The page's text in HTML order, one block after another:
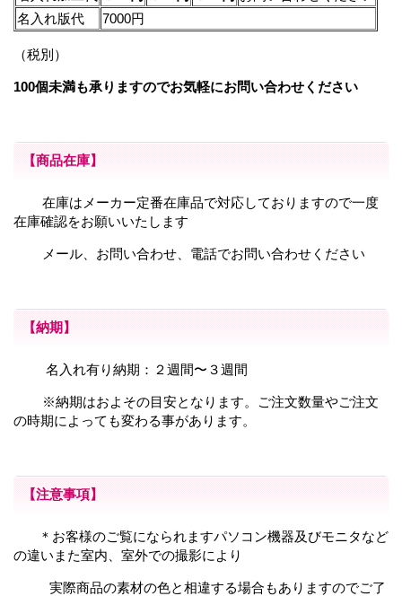
名入れ版代
7000円
（税別）
100個未満も承りますのでお気軽にお問い合わせください
【商品在庫】
在庫はメーカー定番在庫品で対応しておりますので一度
在庫確認をお願いいたします
メール、お問い合わせ、電話でお問い合わせください
【納期】
名入れ有り納期：２週間〜３週間
※納期はおよその目安となります。ご注文数量やご注文
の時期によっても変わる事があります。
【注意事項】
＊お客様のご覧になられますパソコン機器及びモニタなど
の違いまた室内、室外での撮影により
実際商品の素材の色と相違する場合もありますのでご了